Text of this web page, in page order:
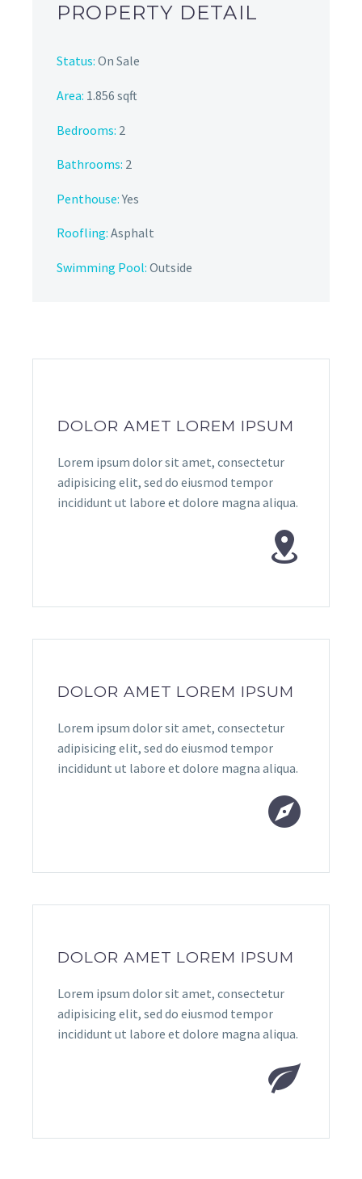
PROPERTY DETAIL
Status: On Sale
Area: 1.856 sqft
Bedrooms: 2
Bathrooms: 2
Penthouse:Yes
Roofling: Asphalt
Swimming Pool: Outside
DOLOR AMET LOREM IPSUM
Lorem ipsum dolor sit amet, consectetur
adipisicing elit, sed do eiusmod tempor
incididunt ut labore et dolore magna aliqua.


DOLOR AMET LOREM IPSUM
Lorem ipsum dolor sit amet, consectetur
adipisicing elit, sed do eiusmod tempor
incididunt ut labore et dolore magna aliqua.


DOLOR AMET LOREM IPSUM
Lorem ipsum dolor sit amet, consectetur
adipisicing elit, sed do eiusmod tempor
incididunt ut labore et dolore magna aliqua.

